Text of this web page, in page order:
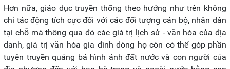
Hơn nữa, giáo dục truyền thống theo hướng như trên không
chỉ tác động tích cực đối với các đối tượng cán bộ, nhân dân
tại chỗ mà thông qua đó các giá trị lịch sử - văn hóa của địa
danh, giá trị văn hóa gia đình dòng họ còn có thể góp phần
tuyên truyền quảng bá hình ảnh đất nước và con người của